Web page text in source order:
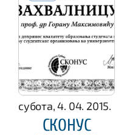
субота, 4. 04. 2015.
СКОНУС